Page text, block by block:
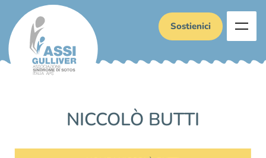
Sostienici
NICCOLÒ BUTTI